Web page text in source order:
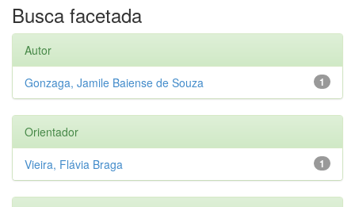
Busca facetada
Autor
1
Gonzaga, Jamile Baiense de Souza
Orientador
1
Vieira, Flávia Braga